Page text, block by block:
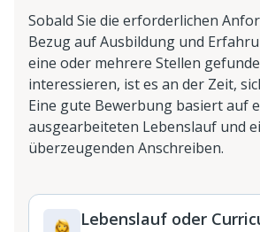
Sobald Sie die erforderlichen
Bezug auf Ausbildung und
eine oder mehrere Stellen
interessieren, ist es an der Zeit,
Eine gute Bewerbung basiert auf
ausgearbeiteten Lebenslauf und
überzeugenden Anschreiben.
Lebenslauf oder